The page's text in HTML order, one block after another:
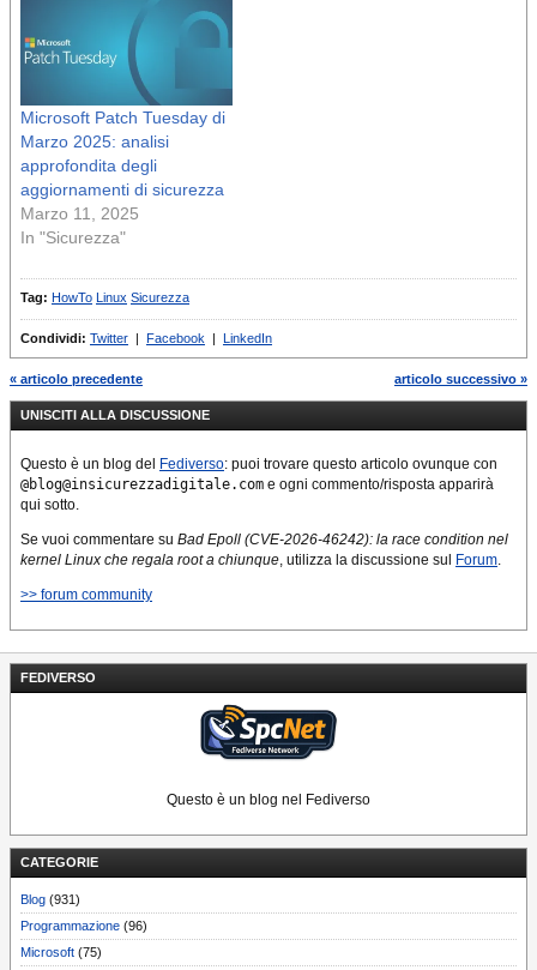
FEDIVERSO
Questo è un blog nel Fediverso
CATEGORIE
Blog (931)
Programmazione (96)
Microsoft (75)
Microsoft Patch Tuesday di
Marzo 2025: analisi
approfondita degli
aggiornamenti di sicurezza
Marzo 11, 2025
In "Sicurezza"
Tag: HowTo Linux Sicurezza
Condividi: Twitter | Facebook | LinkedIn
« articolo precedente articolo successivo »
UNISCITI ALLA DISCUSSIONE
Questo è un blog del Fediverso: puoi trovare questo articolo ovunque con
@blog@insicurezzadigitale.com e ogni commento/risposta apparirà
qui sotto.
Se vuoi commentare su Bad Epoll (CVE-2026-46242): la race condition nel
kernel Linux che regala root a chiunque, utilizza la discussione sul Forum.
>> forum community